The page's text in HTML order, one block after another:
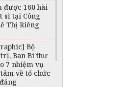
được 160 hài
sĩ tại Công
Thị Riêng
Bộ
Ban Bí thư
7 nhiệm vụ
về tổ chức